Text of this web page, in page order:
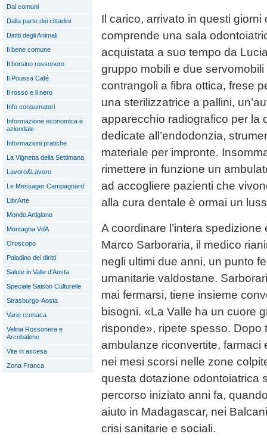
Dai comuni
Dalla parte dei cittadini
Diritti degli Animali
Il bene comune
Il borsino rossonero
Il Poussa Café
Il rosso e il nero
Info consumatori
Informazione economica e
aziendale
Informazioni pratiche
La Vignetta della Settimana
Lavoro&Lavoro
Le Messager Campagnard
LibrArte
Mondo Artigiano
Montagna VdA
Oroscopo
Paladino dei diritti
Salute in Valle d'Aosta
Speciale Saison Culturelle
Strasburgo-Aosta
Varie cronaca
Velina Rossonera e
Arcobaleno
Vite in ascesa
Zona Franca
Il carico, arrivato in questi giorni
comprende una sala
acquistata a suo tempo da
gruppo mobili e due
contrangoli a fibra ottica, frese
una sterilizzatrice a pallini,
apparecchio radiografico per la
dedicate all’endodonzia,
materiale per impronte.
rimettere in funzione un
ad accogliere pazienti che
alla cura dentale è ormai un
A coordinare l’intera
Marco Sarboraria, il medico
negli ultimi due anni, un punto
umanitarie valdostane.
mai fermarsi, tiene insieme
bisogni. «La Valle ha un cuore
risponde», ripete spesso. Dopo
ambulanze riconvertite, farmaci
nei mesi scorsi nelle zone
questa dotazione odontoiatrica
percorso iniziato anni fa,
aiuto in Madagascar, nei
crisi sanitarie e sociali.